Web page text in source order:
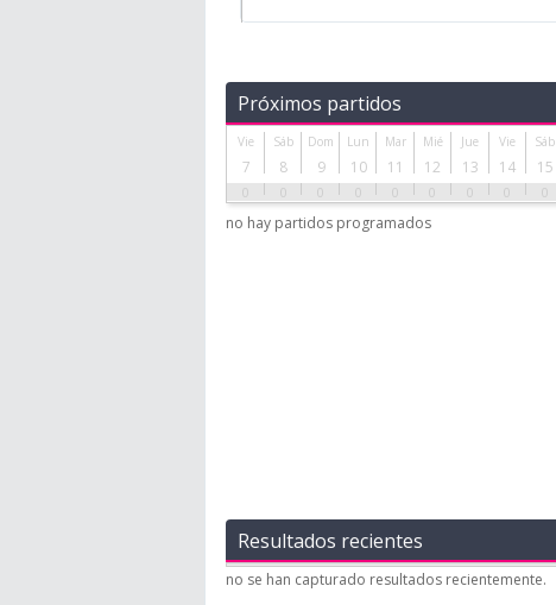
Próximos partidos
Vie
7
0
Sáb
8
0
Dom
9
0
Lun
10
0
Mar
11
0
Mié
12
0
Jue
13
0
Vie
14
0
Sáb
15
0
no hay partidos programados
Resultados recientes
no se han capturado resultados recientemente.